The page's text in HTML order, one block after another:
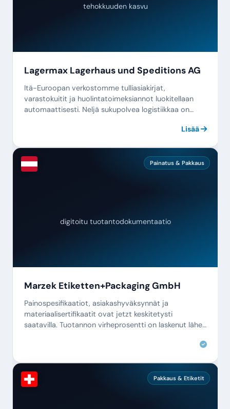
tehokkuuden kasvu
Lagermax Lagerhaus und Speditions AG
Itä-Euroopan verkostomme tulliasiakirjat,
varastokuitit ja huolintatoimeksiannot luokitellaan
automaattisesti. Neljä sukupolvea logistiikkaa on
Lisää
Painatus & Pakkaus
digitoitu tuotantodokumentaatio
Marzek Etiketten+Packaging GmbH
Painospesifikaatiot, asiakashyväksynnät ja
materiaalisertifikaatit ovat jetzt keskitetysti
saatavilla. Tuotannon virheprosentti on laskenut lähes
Pakkaus & Etiketit